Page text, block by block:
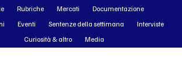
Rubriche Mercati
Documentazione
Eventi Sentenze della settimana
Interviste
Curiosità & altro
Media